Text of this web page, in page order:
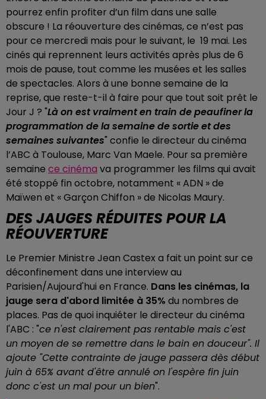
pourrez enfin profiter d’un film dans une salle
obscure ! La réouverture des cinémas, ce n’est pas
pour ce mercredi mais pour le suivant, le 19 mai. Les
cinés qui reprennent leurs activités après plus de 6
mois de pause, tout comme les musées et les salles
de spectacles. Alors à une bonne semaine de la
reprise, que reste-t-il à faire pour que tout soit prêt le
Jour J ? "Là on est vraiment en train de peaufiner la
programmation de la semaine de sortie et des
semaines suivantes" confie le directeur du cinéma
l’ABC à Toulouse, Marc Van Maele. Pour sa première
semaine ce cinéma va programmer les films qui avait
été stoppé fin octobre, notamment « ADN » de
Maïwen et « Garçon Chiffon » de Nicolas Maury.
DES JAUGES RÉDUITES POUR LA
RÉOUVERTURE
Le Premier Ministre Jean Castex a fait un point sur ce
déconfinement dans une interview au
Parisien/Aujourd'hui en France. Dans les cinémas, la
jauge sera d'abord limitée à 35% du nombres de
places. Pas de quoi inquiéter le directeur du cinéma
l'ABC : "ce n'est clairement pas rentable mais c'est
un moyen de se remettre dans le bain en douceur". Il
ajoute "Cette contrainte de jauge passera dès début
juin à 65% avant d'être annulé on l'espère fin juin
donc c'est un mal pour un bien".